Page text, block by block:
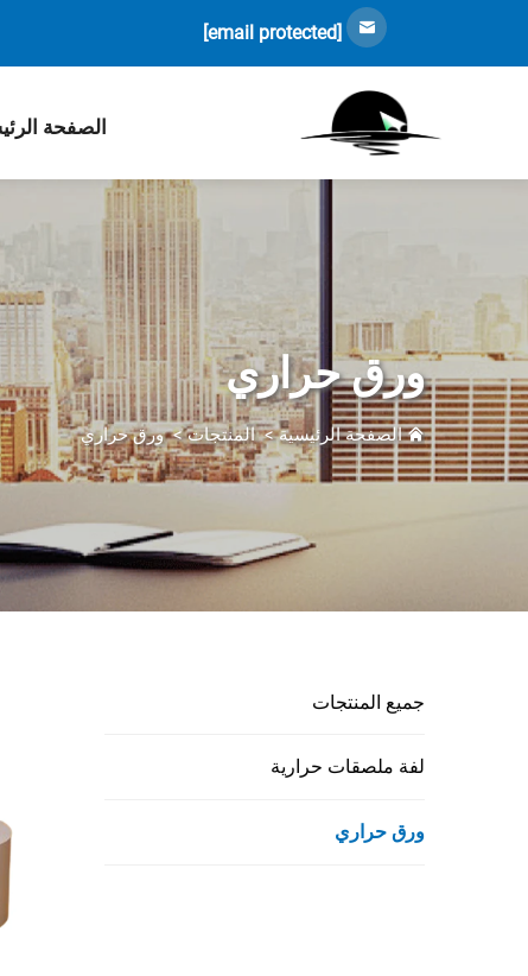
[email protected]
الصفحة
ورق حراري
الصفحة الرئيسية>المنتجات>ورق حراري
جميع المنتجات
لفة ملصقات حرارية
ورق حراري